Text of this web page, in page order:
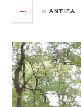
in ANTIFA